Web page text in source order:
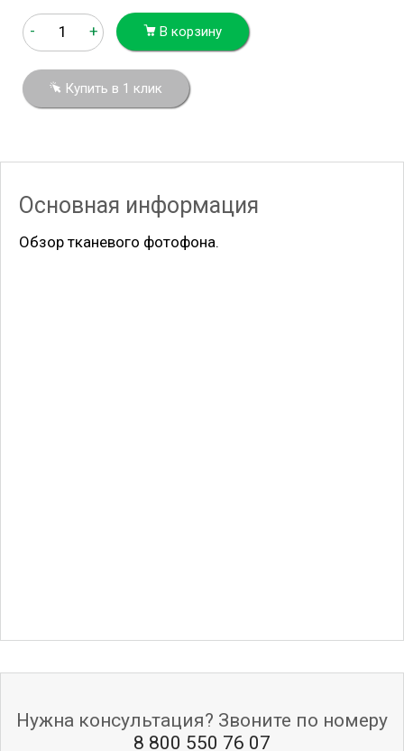
- + В корзину
Купить в 1 клик
Основная информация
Обзор тканевого фотофона.
Нужна консультация? Звоните по номеру
8 800 550 76 07